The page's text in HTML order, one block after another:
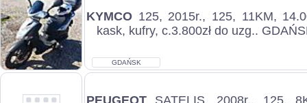
KYMCO 125, 2015r., 125, 11KM,
kask, kufry, c.3.800zł do uzg..
GDAŃSK
PEUGEOT SATELIS, 2008r., 125,